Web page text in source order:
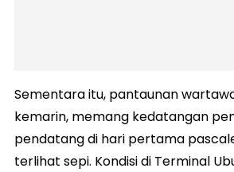
Sementara itu, pantaunan
kemarin, memang kedatangan
pendatang di hari pertama
terlihat sepi. Kondisi di Terminal